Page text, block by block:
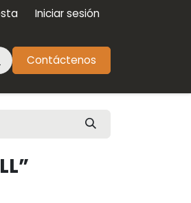
Iniciar sesión
Contáctenos